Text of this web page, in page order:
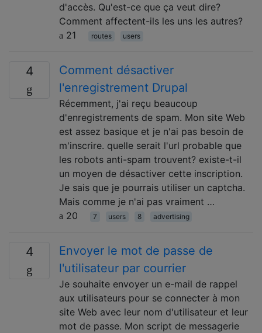
d'accès. Qu'est-ce que ça veut dire?
Comment affectent-ils les uns les autres?
21
routes users
4
Comment désactiver
l'enregistrement Drupal
Récemment, j'ai reçu beaucoup
d'enregistrements de spam. Mon site Web
est assez basique et je n'ai pas besoin de
m'inscrire. quelle serait l'url probable que
les robots anti-spam trouvent? existe-t-il
un moyen de désactiver cette inscription.
Je sais que je pourrais utiliser un captcha.
Mais comme je n'ai pas vraiment …
20
7 users 8 advertising
4
Envoyer le mot de passe de
l'utilisateur par courrier
Je souhaite envoyer un e-mail de rappel
aux utilisateurs pour se connecter à mon
site Web avec leur nom d'utilisateur et leur
mot de passe. Mon script de messagerie